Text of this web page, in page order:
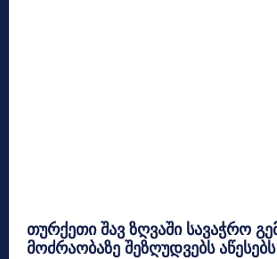
თურქეთი შავ ზღვაში სავაჭრო
მოძრაობაზე შეზღუდვებს აწესებს